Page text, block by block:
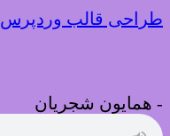
طراحی قالب وردپرس
- همایون شجریان